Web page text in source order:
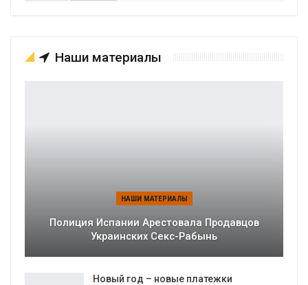
Наши материалы
НАШИ МАТЕРИАЛЫ
Полиция Испании Арестовала Продавцов
Украинских Секс-Рабынь
Новый год – новые платежки